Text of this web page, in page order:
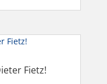
Fietz!